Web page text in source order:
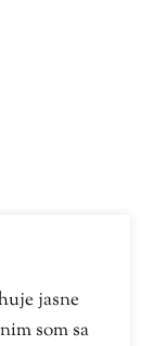
jasne
som sa